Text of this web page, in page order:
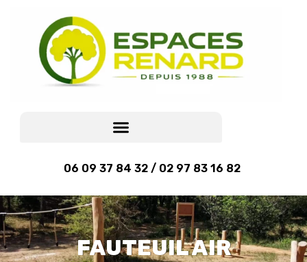
06 09 37 84 32 / 02 97 83 16 82
FAUTEUIL AIR